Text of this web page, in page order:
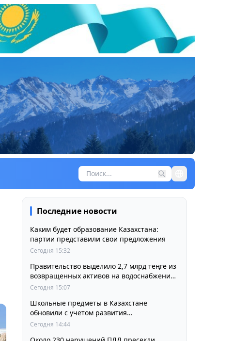
Последние новости
Каким будет образование Казахстана:
партии представили свои предложения
Сегодня 15:32
Правительство выделило 2,7 млрд теңге из
возвращенных активов на водоснабжение
сел в СКО
Сегодня 15:07
Школьные предметы в Казахстане
обновили с учетом развития
искусственного интеллекта
Сегодня 14:44